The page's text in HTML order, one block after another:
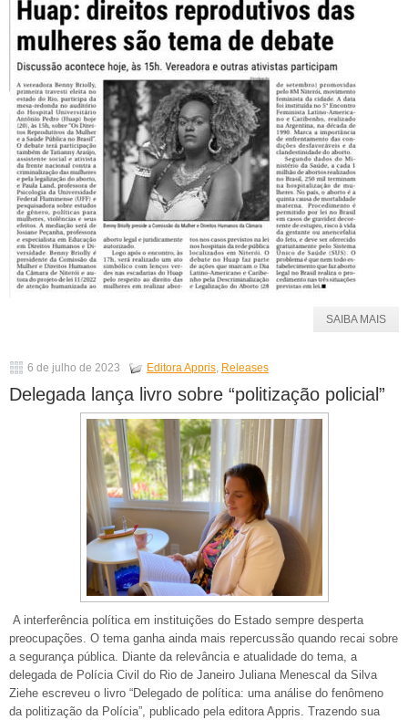
SAIBA MAIS
6 de julho de 2023 Editora Appris, Releases
Delegada lança livro sobre “politização policial”
A interferência política em instituições do Estado sempre desperta
preocupações. O tema ganha ainda mais repercussão quando recai sobre
a segurança pública. Diante da relevância e atualidade do tema, a
delegada de Polícia Civil do Rio de Janeiro Juliana Menescal da Silva
Ziehe escreveu o livro “Delegado de política: uma análise do fenômeno
da politização da Polícia”, publicado pela editora Appris. Trazendo sua